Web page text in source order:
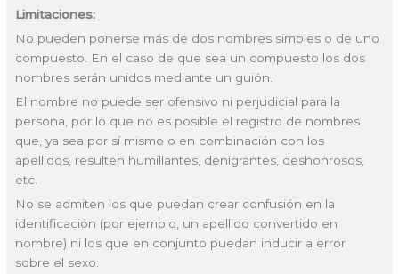
Limitaciones:
No pueden ponerse más de dos nombres simples o de uno
compuesto. En el caso de que sea un compuesto los dos
nombres serán unidos mediante un guión.
El nombre no puede ser ofensivo ni perjudicial para la
persona, por lo que no es posible el registro de nombres
que, ya sea por sí mismo o en combinación con los
apellidos, resulten humillantes, denigrantes, deshonrosos,
etc.
No se admiten los que puedan crear confusión en la
identificación (por ejemplo, un apellido convertido en
nombre) ni los que en conjunto puedan inducir a error
sobre el sexo.